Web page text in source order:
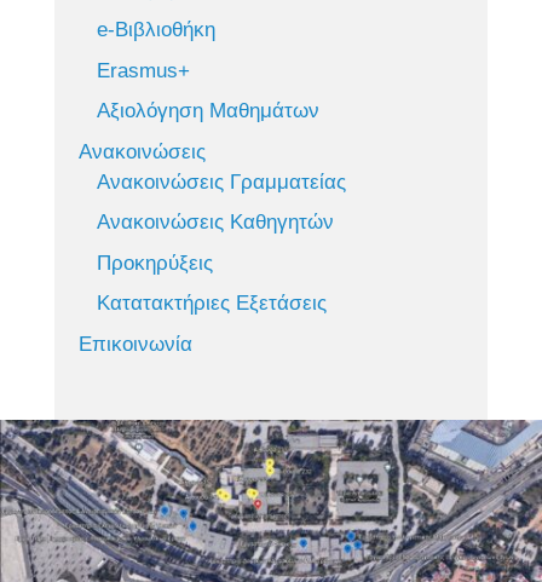
e-Βιβλιοθήκη
Erasmus+
Αξιολόγηση Μαθημάτων
Ανακοινώσεις
Ανακοινώσεις Γραμματείας
Ανακοινώσεις Καθηγητών
Προκηρύξεις
Κατατακτήριες Εξετάσεις
Επικοινωνία